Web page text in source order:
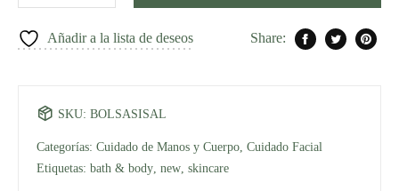
Share:
Añadir a la lista de deseos
SKU: BOLSASISAL
Categorías: Cuidado de Manos y Cuerpo Cuidado Facial
Etiquetas: bath & body new skincare